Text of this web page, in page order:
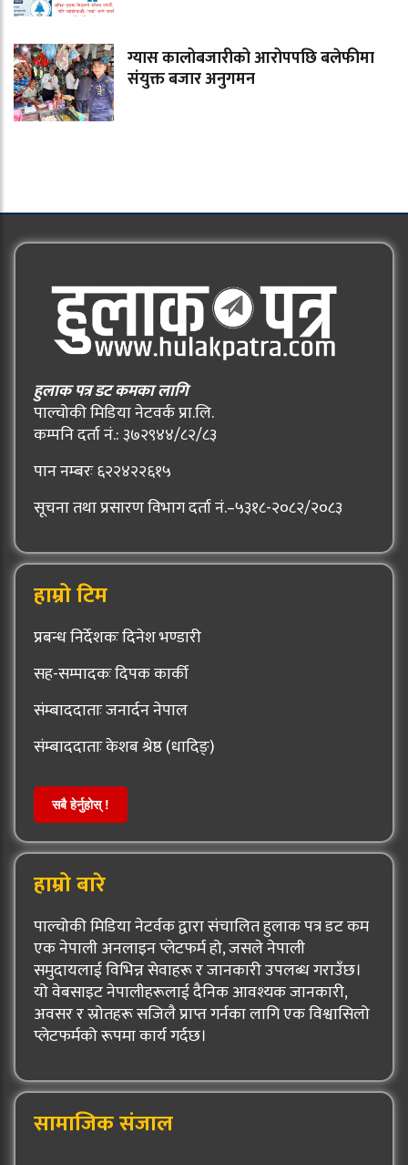
ग्यास कालोबजारीको आरोपपछि बलेफीमा
संयुक्त बजार अनुगमन
हुलाक पत्र डट कमका लागि
पाल्चोकी मिडिया नेटवर्क प्रा.लि.
कम्पनि दर्ता नं.: ३७२९४४/८२/८३
पान नम्बरः ६२२४२२६१५
सूचना तथा प्रसारण विभाग दर्ता नं.–५३१८-२०८२/२०८३
हाम्रो टिम
प्रबन्ध निर्देशकः दिनेश भण्डारी
सह-सम्पादकः दिपक कार्की
संम्बाददाताः जनार्दन नेपाल
संम्बाददाताः केशब श्रेष्ठ (धादिङ्)
सबै हेर्नुहोस् !
हाम्रो बारे
पाल्चोकी मिडिया नेटर्वक द्वारा संचालित हुलाक पत्र डट कम
एक नेपाली अनलाइन प्लेटफर्म हो, जसले नेपाली
समुदायलाई विभिन्न सेवाहरू र जानकारी उपलब्ध गराउँछ।
यो वेबसाइट नेपालीहरूलाई दैनिक आवश्यक जानकारी,
अवसर र स्रोतहरू सजिलै प्राप्त गर्नका लागि एक विश्वासिलो
प्लेटफर्मको रूपमा कार्य गर्दछ।
सामाजिक संजाल